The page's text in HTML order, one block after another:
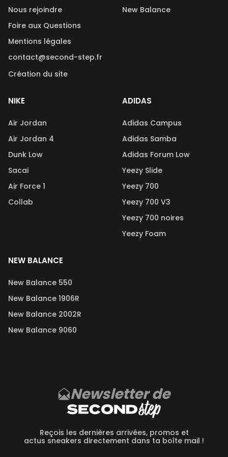
Nous rejoindre
Foire aux Questions
Mentions légales
contact@second-step.fr
Création du site
New Balance
NIKE
Air Jordan
Air Jordan 4
Dunk Low
Sacai
Air Force 1
Collab
ADIDAS
Adidas Campus
Adidas Samba
Adidas Forum Low
Yeezy Slide
Yeezy 700
Yeezy 700 V3
Yeezy 700 noires
Yeezy Foam
NEW BALANCE
New Balance 550
New Balance 1906R
New Balance 2002R
New Balance 9060
Newsletter de
Reçois les dernières arrivées, promos et
actus sneakers directement dans ta boîte mail !